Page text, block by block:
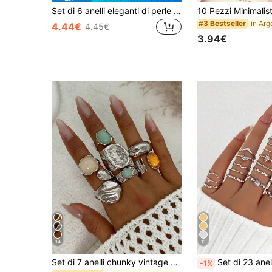
Set di 6 anelli eleganti di perle a goccia di moda
4.44€ 4.45€ #3 Bestseller
3.94€
14
Set di 7 anelli chunky vintage con intarsi geometrici in giada, adatti per uso quotidiano, feste, gioielli regalo, regalo per adulti
11
-1% Set di 23 anelli per le nocche alla moda, anelli da donna in cristallo con stelle,